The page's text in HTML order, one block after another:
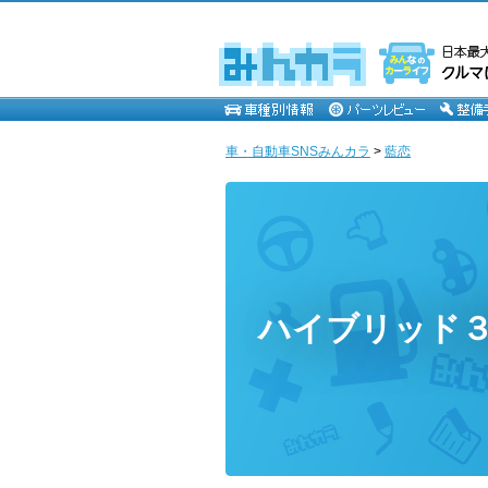
車・自動車SNSみんカラ > 藍恋
ハイブリッド